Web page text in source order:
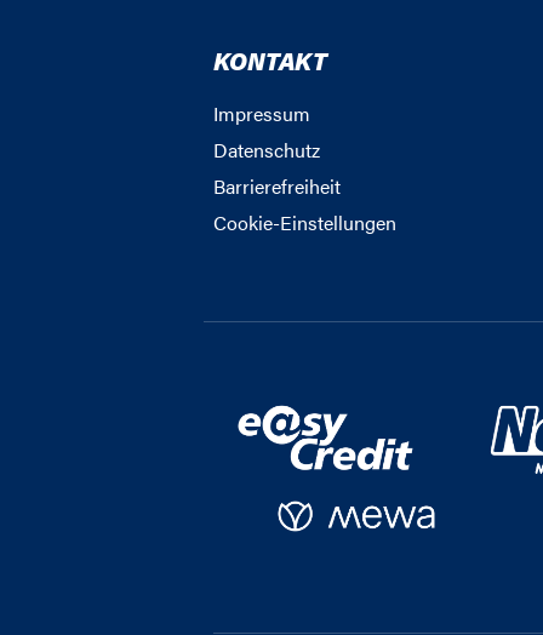
KONTAKT
Impressum
Datenschutz
Barrierefreiheit
Cookie-Einstellungen